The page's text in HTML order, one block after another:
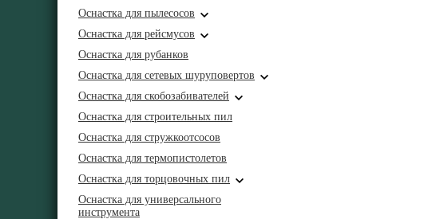
Оснастка для пылесосов
Оснастка для рейсмусов
Оснастка для рубанков
Оснастка для сетевых шуруповертов
Оснастка для скобозабивателей
Оснастка для строительных пил
Оснастка для стружкоотсосов
Оснастка для термопистолетов
Оснастка для торцовочных пил
Оснастка для универсального
инструмента